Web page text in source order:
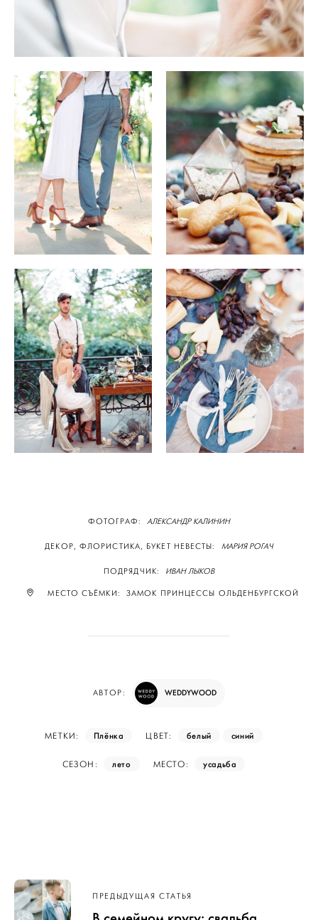
ФОТОГРАФ: АЛЕКСАНДР КАЛИНИН
ДЕКОР, ФЛОРИСТИКА, БУКЕТ НЕВЕСТЫ: МАРИЯ РОГАЧ
ПОДРЯДЧИК: ИВАН ЛЫКОВ
МЕСТО СЪЁМКИ: ЗАМОК ПРИНЦЕССЫ ОЛЬДЕНБУРГСКОЙ
АВТОР: WEDDYWOOD
МЕТКИ: Плёнка ЦВЕТ: белый синий
СЕЗОН: лето МЕСТО: усадьба
Навигация
по записям
ПРЕДЫДУЩАЯ СТАТЬЯ